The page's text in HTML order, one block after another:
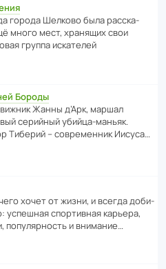
города Шелково была расска­
много мест, хранящих свои
группа иска­телей
Бороды
Жанны д’Арк, маршал
серийный убийца-маньяк.
Тиберий – совре­менник Иисуса…
хочет от жизни, и всегда доби­
успе­шная спор­ти­вная карьера,
и внимание…